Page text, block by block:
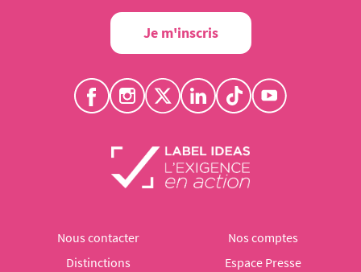
Je m'inscris
Nous contacter
Nos comptes
Distinctions
Espace Presse